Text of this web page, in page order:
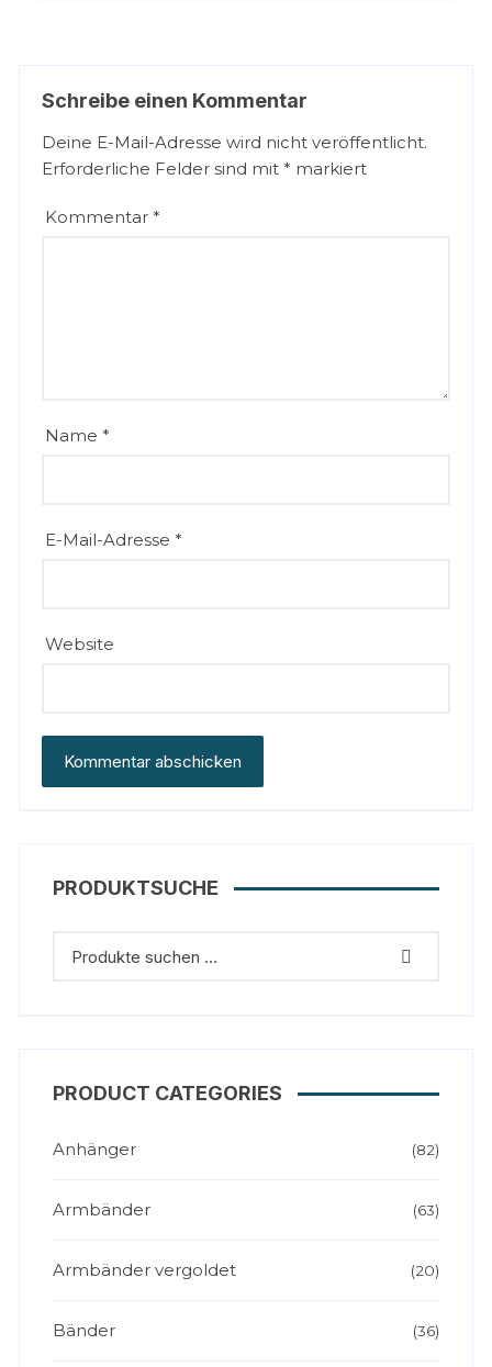
Schreibe einen Kommentar
Deine E-Mail-Adresse wird nicht veröffentlicht.
Erforderliche Felder sind mit* markiert
Kommentar*
Name*
E-Mail-Adresse*
Website
PRODUKTSUCHE
PRODUCT CATEGORIES
Anhänger (82)
Armbänder (63)
Armbänder vergoldet (20)
Bänder (36)